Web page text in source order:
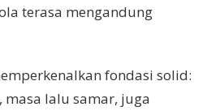
terasa mengandung
fondasi solid:
lalu samar, juga